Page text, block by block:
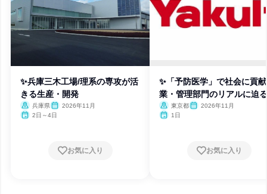
✨兵庫三木工場/理系の専攻が活
きる生産・開発
兵庫県
2026年11月
2日～4日
お気に入り
✨「予防医学」で社会に貢
業・管理部門のリアルに迫
日 東京都
2026年11月
1日
お気に入り